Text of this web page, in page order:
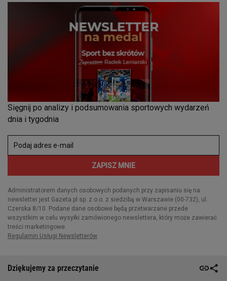
Dziękujemy za przeczytanie